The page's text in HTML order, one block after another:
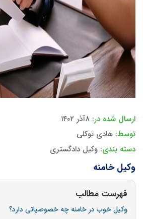
ارسال شده در: ۸آذر ۱۴۰۲
توسط: هادی توکلی
دسته بندی: وکیل دادگستری
وکیل خامنه
فهرست مطالب
وکیل خوب در خامنه چه خصوصیاتی دارد؟